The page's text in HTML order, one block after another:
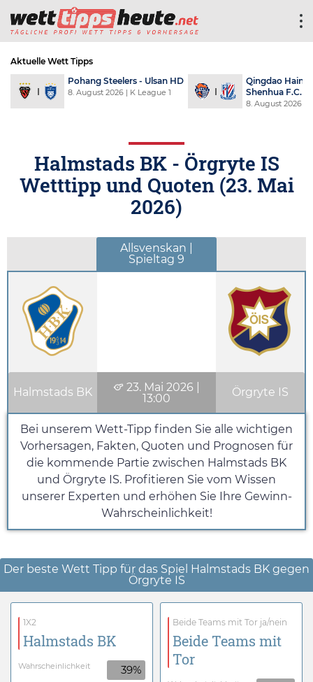
Aktuelle Wett Tipps
Pohang Steelers - Ulsan HD
8. August 2026 | K League 1
Qingdao Hainiu
Shenhua F.C.
8. August 2026
Halmstads BK - Örgryte IS
Wetttipp und Quoten (23. Mai
2026)
Allsvenskan |
Spieltag 9
Halmstads BK 23. Mai 2026
13:00
Örgryte IS
Bei unserem Wett-Tipp finden Sie alle wichtigen
Vorhersagen, Fakten, Quoten und Prognosen für
die kommende Partie zwischen Halmstads BK
und Örgryte IS. Profitieren Sie vom Wissen
unserer Experten und erhöhen Sie Ihre Gewinn-
Wahrscheinlichkeit!
Der beste Wett Tipp für das Spiel Halmstads BK gegen
Örgryte IS
1X2
Halmstads BK
Wahrscheinlichkeit 39%
Beide Teams mit Tor ja/nein
Beide Teams mit
Tor